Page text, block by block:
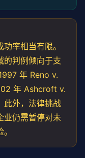
率相当有限。
的判例倾向于支
年 Reno v.
年 Ashcroft v.
此外，法律挑战
业仍需暂停对未